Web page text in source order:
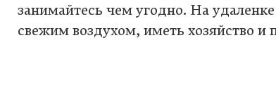
занимайтесь чем угодно. На
свежим воздухом, иметь хозяйство и